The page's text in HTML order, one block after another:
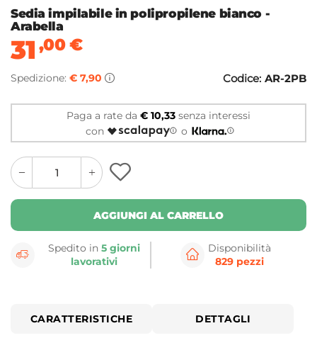
Sedia impilabile in polipropilene bianco -
Arabella
31,00€
Spedizione: € 7,90 Codice: AR-2PB
Paga a rate da € 10,33 senza interessi
con
o
quantity
button
quantity
minus
button
AGGIUNGI AL CARRELLO
Spedito in5 giorni
lavorativi
Disponibilità
829 pezzi
CARATTERISTICHE DETTAGLI